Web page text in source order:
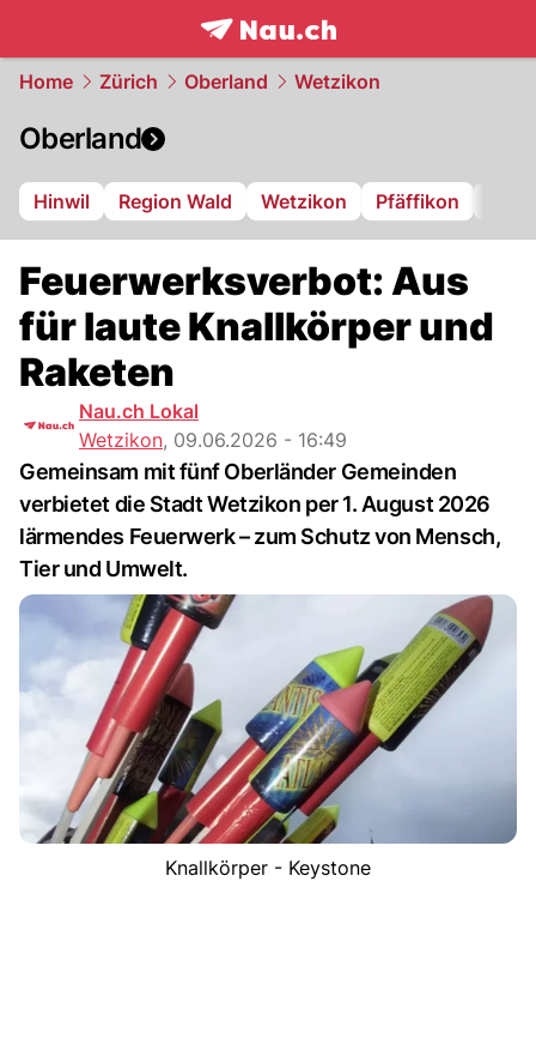
frontpage.NAU.ch
Home Zürich Oberland Wetzikon
Oberland
Hinwil Region Wald Wetzikon Pfäffikon
Feuerwerksverbot: Aus
für laute Knallkörper und
Raketen
Nau.ch Lokal
Wetzikon, 09.06.2026 - 16:49
Gemeinsam mit fünf Oberländer Gemeinden
verbietet die Stadt Wetzikon per 1. August 2026
lärmendes Feuerwerk – zum Schutz von Mensch,
Tier und Umwelt.
Knallkörper - Keystone